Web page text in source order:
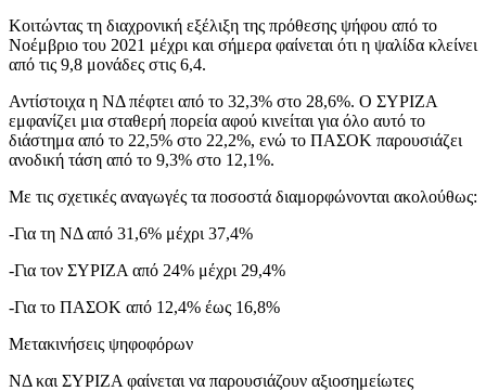
Κοιτώντας τη διαχρονική εξέλιξη της πρόθεσης ψήφου από το
Νοέμβριο του 2021 μέχρι και σήμερα φαίνεται ότι η ψαλίδα κλείνει
από τις 9,8 μονάδες στις 6,4.
Αντίστοιχα η ΝΔ πέφτει από το 32,3% στο 28,6%. Ο ΣΥΡΙΖΑ
εμφανίζει μια σταθερή πορεία αφού κινείται για όλο αυτό το
διάστημα από το 22,5% στο 22,2%, ενώ το ΠΑΣΟΚ παρουσιάζει
ανοδική τάση από το 9,3% στο 12,1%.
Mε τις σχετικές αναγωγές τα ποσοστά διαμορφώνονται ακολούθως:
-Για τη ΝΔ από 31,6% μέχρι 37,4%
-Για τον ΣΥΡΙΖΑ από 24% μέχρι 29,4%
-Για το ΠΑΣΟΚ από 12,4% έως 16,8%
Μετακινήσεις ψηφοφόρων
ΝΔ και ΣΥΡΙΖΑ φαίνεται να παρουσιάζουν αξιοσημείωτες